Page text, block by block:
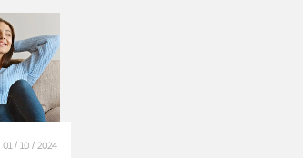
01 / 10 / 2024